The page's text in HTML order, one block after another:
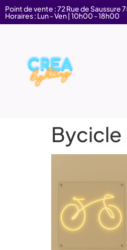
Point de vente : 72 Rue de Saussure
Horaires : Lun - Ven | 10h00 - 18h00
Bycicle